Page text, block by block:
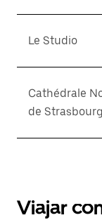
Le Studio
Cathédrale
de Strasbourg
Viajar